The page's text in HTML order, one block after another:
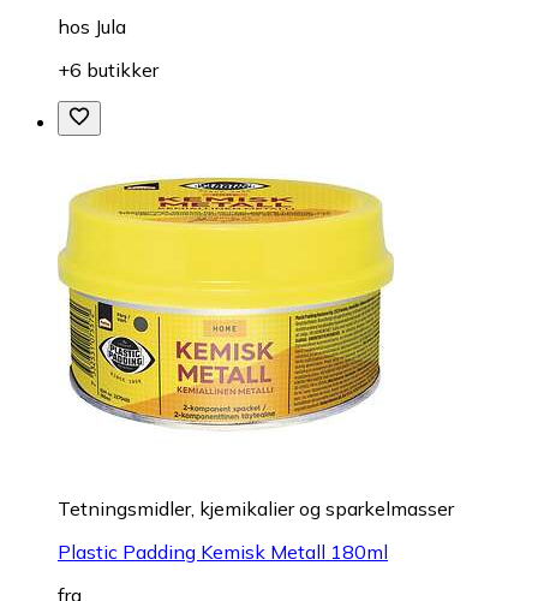
hos Jula
+6 butikker
Tetningsmidler, kjemikalier og sparkelmasser
Plastic Padding Kemisk Metall 180ml
fra